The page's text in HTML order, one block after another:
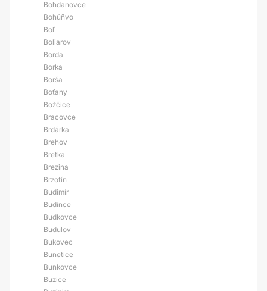
Bohdanovce
Bohúňvo
Boľ
Boliarov
Borda
Borka
Borša
Boťany
Božčice
Bracovce
Brdárka
Brehov
Bretka
Brezina
Brzotín
Budimír
Budince
Budkovce
Budulov
Bukovec
Bunetice
Bunkovce
Buzice